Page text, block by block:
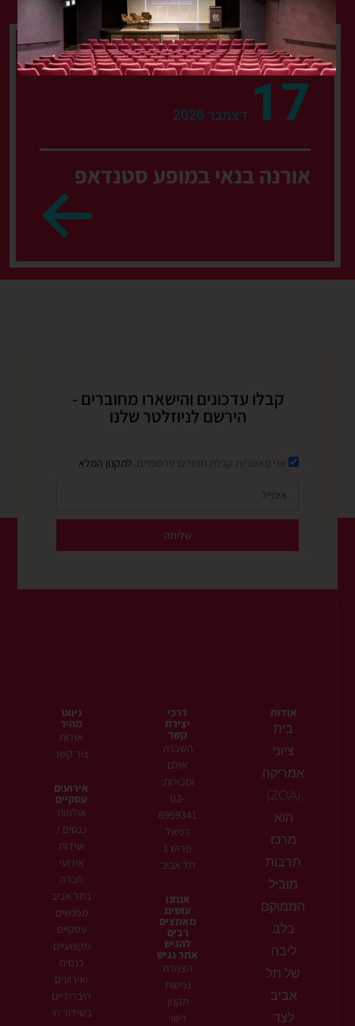
17 דצמבר 2026
אורנה בנאי במופע סטנדאפ
קבלו עדכונים והישארו מחוברים -
הירשם לניוזלטר שלנו
אני מאשר/ת קבלת חומרים פרסומיים. לתקנון המלא
שליחה
אודות
בית
ציוני
אמריקה
(ZOA)
הוא
מרכז
תרבות
מוביל
הממוקם
בלב
ליבה
של תל
אביב
לצד
דרכי
יצירת
קשר
השכרת
אולם
ומכירות:
03-
6959341
דניאל
פריש 1
תל אביב
אנחנו
עושים
מאמצים
רבים
להגיש
אתר נגיש
הצהרת
נגישות
תקנון
דיוור
ניווט
מהיר
אודות
צור קשר
אירועים
עסקיים
אולמות
כנסים /
ועידות
אירועי
חברה
בתל אביב
מפגשים
עסקיים
מקצועיים
כנסים
ואירועים
היברידיים
בשידור חי